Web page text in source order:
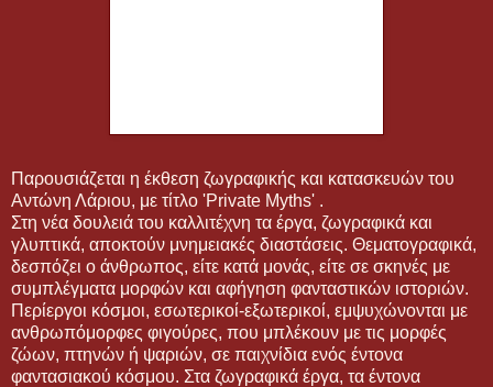
Παρουσιάζεται η έκθεση ζωγραφικής και κατασκευών του
Αντώνη Λάριου, με τίτλο 'Private Myths' .
Στη νέα δουλειά του καλλιτέχνη τα έργα, ζωγραφικά και
γλυπτικά, αποκτούν μνημειακές διαστάσεις. Θεματογραφικά,
δεσπόζει ο άνθρωπος, είτε κατά μονάς, είτε σε σκηνές με
συμπλέγματα μορφών και αφήγηση φανταστικών ιστοριών.
Περίεργοι κόσμοι, εσωτερικοί-εξωτερικοί, εμψυχώνονται με
ανθρωπόμορφες φιγούρες, που μπλέκουν με τις μορφές
ζώων, πτηνών ή ψαριών, σε παιχνίδια ενός έντονα
φαντασιακού κόσμου. Στα ζωγραφικά έργα, τα έντονα